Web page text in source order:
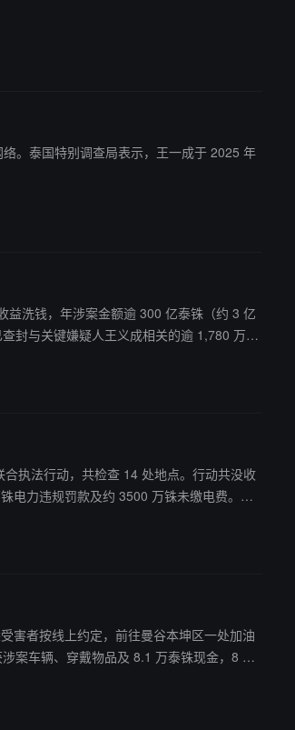
。泰国特别调查局表示，王一成于 2025 年
益洗钱，年涉案金额逾 300 亿泰铢（约 3 亿
执法行动，共检查 14 处地点。行动共没收
电力违规罚款及约 3500 万铢未缴电费。目
案车辆、穿戴物品及 8.1 万泰铢现金，8 名